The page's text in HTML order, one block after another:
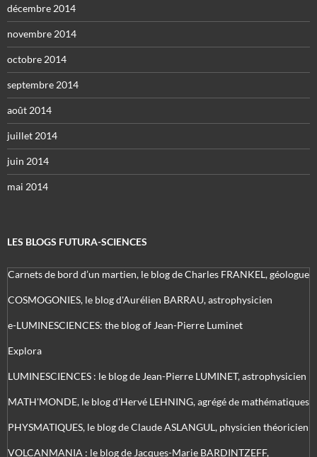
décembre 2014
novembre 2014
octobre 2014
septembre 2014
août 2014
juillet 2014
juin 2014
mai 2014
LES BLOGS FUTURA-SCIENCES
Carnets de bord d’un martien, le blog de Charles FRANKEL, géologue
COSMOGONIES, le blog d'Aurélien BARRAU, astrophysicien
e-LUMINESCIENCES: the blog of Jean-Pierre Luminet
Explora
LUMINESCIENCES : le blog de Jean-Pierre LUMINET, astrophysicien
MATH'MONDE, le blog d'Hervé LEHNING, agrégé de mathématiques
PHYSMATIQUES, le blog de Claude ASLANGUL, physicien théoricien
VOLCANMANIA : le blog de Jacques-Marie BARDINTZEFF,